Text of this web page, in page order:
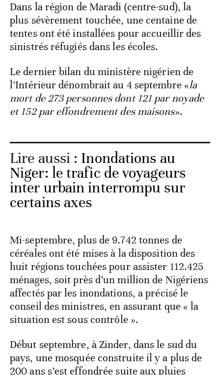
Dans la région de Maradi (centre-sud), la
plus sévèrement touchée, une centaine de
tentes ont été installées pour accueillir des
sinistrés réfugiés dans les écoles.
Le dernier bilan du ministère nigérien de
l’Intérieur dénombrait au 4 septembre «la
mort de 273 personnes dont 121 par noyade
et 152 par effondrement des maisons».
Lire aussi : Inondations au
Niger: le trafic de voyageurs
inter urbain interrompu sur
certains axes
Mi-septembre, plus de 9.742 tonnes de
céréales ont été mises à la disposition des
huit régions touchées pour assister 112.425
ménages, soit près d’un million de Nigériens
affectés par les inondations, a précisé le
conseil des ministres, en assurant que « la
situation est sous contrôle ».
Début septembre, à Zinder, dans le sud du
pays, une mosquée construite il y a plus de
200 ans s’est effondrée suite aux pluies